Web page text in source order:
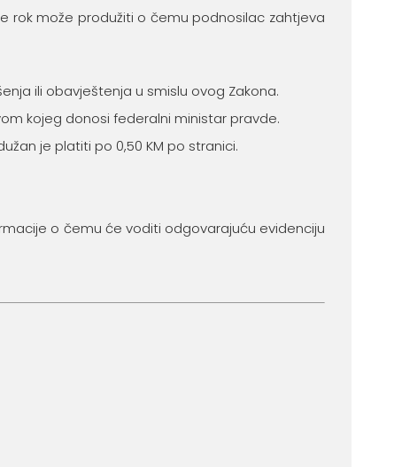
rok može produžiti o čemu podnosilac zahtjeva
ili obavještenja u smislu ovog Zakona.
kojeg donosi federalni ministar pravde.
je platiti po 0,50 KM po stranici.
o čemu će voditi odgovarajuću evidenciju